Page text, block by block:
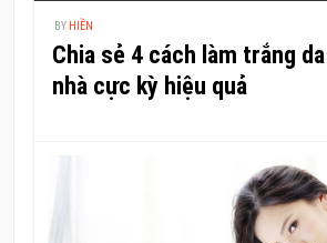
BY HIỀN
Chia sẻ 4 cách làm trắng
nhà cực kỳ hiệu quả